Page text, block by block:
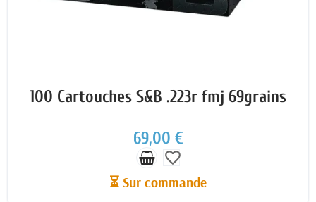
100 Cartouches S&B .223r fmj 69grains
69,00 €
favorite_border
⏳ Sur commande